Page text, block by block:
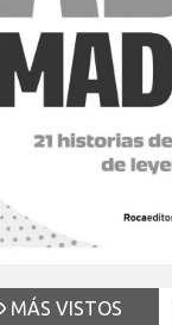
MÁS VISTOS